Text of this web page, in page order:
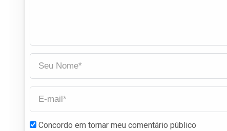
Concordo em tornar meu comentário público